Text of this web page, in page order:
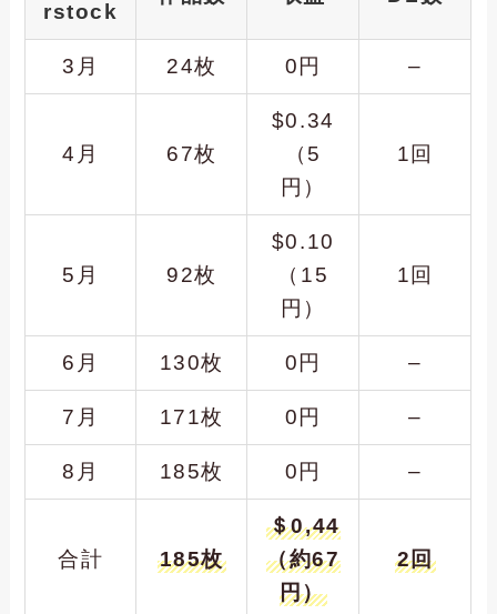
rstock
3月 24枚 0円 –
4月 67枚
$0.34
（5
円）
1回
5月 92枚
$0.10
（15
円）
1回
6月 130枚 0円 –
7月 171枚 0円 –
8月 185枚 0円 –
合計 185枚
＄0,44
（約67
円）
2回